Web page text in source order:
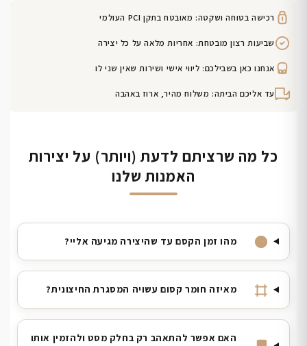
רכישה בטוחה ושקטה: מאובטח בתקן PCI העולמי
שביעות רצון מובטחת: אחריות מלאה על כל יצירה
אנחנו כאן בשבילכם: ליווי אישי ושירות שאין שני לו
עד אליכם הביתה: משלוח מהיר, ארוז באהבה
כל מה שרציתם לדעת (ויותר) על יצירות
האמנות שלנו
מהו זמן הקסם עד שהיצירה מגיעה אליי?
מאיזה חומר קסום עשויה המסגרת החיצונית?
האם אפשר להתאהב רק בחלק מסט ולהזמין אותו